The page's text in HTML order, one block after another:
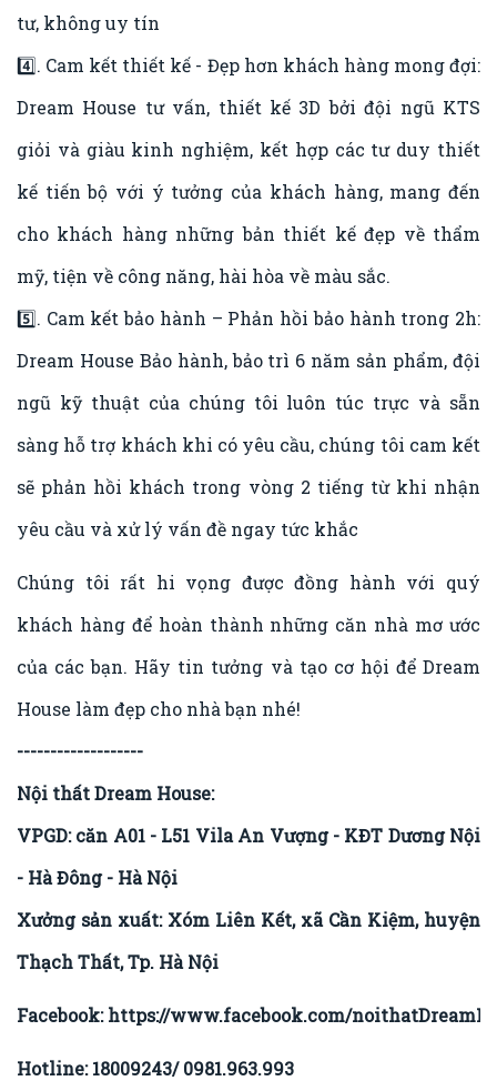
tư, không uy tín
4️⃣. Cam kết thiết kế - Đẹp hơn khách hàng mong đợi:
Dream House tư vấn, thiết kế 3D bởi đội ngũ KTS
giỏi và giàu kinh nghiệm, kết hợp các tư duy thiết
kế tiến bộ với ý tưởng của khách hàng, mang đến
cho khách hàng những bản thiết kế đẹp về thẩm
mỹ, tiện về công năng, hài hòa về màu sắc.
5️⃣. Cam kết bảo hành – Phản hồi bảo hành trong 2h:
Dream House Bảo hành, bảo trì 6 năm sản phẩm, đội
ngũ kỹ thuật của chúng tôi luôn túc trực và sẵn
sàng hỗ trợ khách khi có yêu cầu, chúng tôi cam kết
sẽ phản hồi khách trong vòng 2 tiếng từ khi nhận
yêu cầu và xử lý vấn đề ngay tức khắc
Chúng tôi rất hi vọng được đồng hành với quý
khách hàng để hoàn thành những căn nhà mơ ước
của các bạn. Hãy tin tưởng và tạo cơ hội để Dream
House làm đẹp cho nhà bạn nhé!
-------------------
Nội thất Dream House:
VPGD: căn A01 - L51 Vila An Vượng - KĐT Dương Nội
- Hà Đông - Hà Nội
Xưởng sản xuất: Xóm Liên Kết, xã Cần Kiệm, huyện
Thạch Thất, Tp. Hà Nội
Facebook:https://www.facebook.com/
Hotline: 18009243/ 0981.963.993